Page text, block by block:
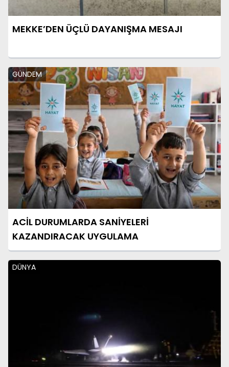
MEKKE’DEN ÜÇLÜ DAYANIŞMA MESAJI
GÜNDEM
ACİL DURUMLARDA SANİYELERİ
KAZANDIRACAK UYGULAMA
DÜNYA